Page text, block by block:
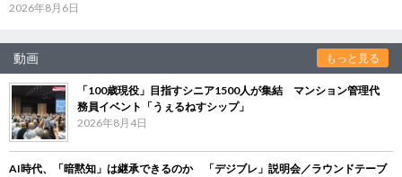
2026年8月6日
動画 もっと見る
「100歳現役」目指すシニア1500人が集結 マンション管理代
務員イベント「うぇるねすシップ」
2026年8月4日
AI時代、「暗黙知」は継承できるのか 「デジブレ」説明会／ラウンドテーブ